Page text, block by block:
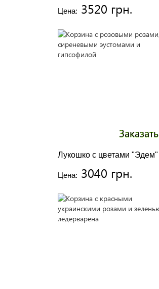
Цена: 3520 грн.
Лукошко с цветами "Эдем"
Цена: 3040 грн.
Заказать